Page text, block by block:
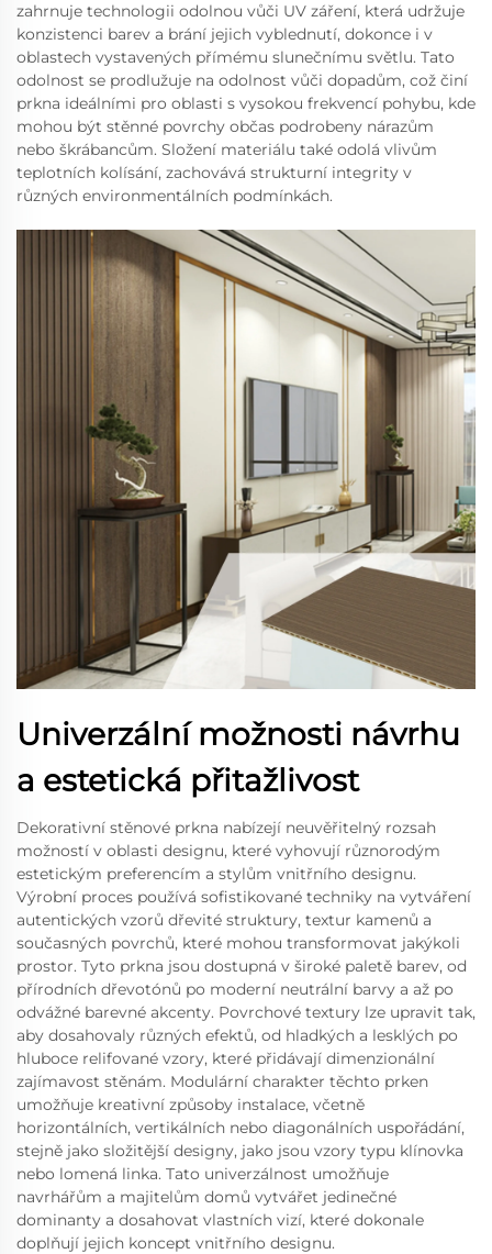
zahrnuje technologii odolnou vůči UV záření, která udržuje
konzistenci barev a brání jejich vyblednutí, dokonce i v
oblastech vystavených přímému slunečnímu světlu. Tato
odolnost se prodlužuje na odolnost vůči dopadům, což činí
prkna ideálními pro oblasti s vysokou frekvencí pohybu, kde
mohou být stěnné povrchy občas podrobeny nárazům
nebo škrábancům. Složení materiálu také odolá vlivům
teplotních kolísání, zachovává strukturní integrity v
různých environmentálních podmínkách.
Univerzální možnosti návrhu
a estetická přitažlivost
Dekorativní stěnové prkna nabízejí neuvěřitelný rozsah
možností v oblasti designu, které vyhovují různorodým
estetickým preferencím a stylům vnitřního designu.
Výrobní proces používá sofistikované techniky na vytváření
autentických vzorů dřevité struktury, textur kamenů a
současných povrchů, které mohou transformovat jakýkoli
prostor. Tyto prkna jsou dostupná v široké paletě barev, od
přírodních dřevotónů po moderní neutrální barvy a až po
odvážné barevné akcenty. Povrchové textury lze upravit tak,
aby dosahovaly různých efektů, od hladkých a lesklých po
hluboce relifované vzory, které přidávají dimenzionální
zajímavost stěnám. Modulární charakter těchto prken
umožňuje kreativní způsoby instalace, včetně
horizontálních, vertikálních nebo diagonálních uspořádání,
stejně jako složitější designy, jako jsou vzory typu klínovka
nebo lomená linka. Tato univerzálnost umožňuje
navrhářům a majitelům domů vytvářet jedinečné
dominanty a dosahovat vlastních vizí, které dokonale
doplňují jejich koncept vnitřního designu.